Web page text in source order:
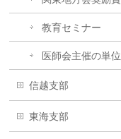
教育セミナー
医師会主催の単
信越支部
東海支部